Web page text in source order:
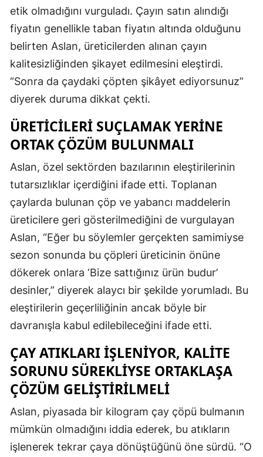
etik olmadığını vurguladı. Çayın satın alındığı
fiyatın genellikle taban fiyatın altında olduğunu
belirten Aslan, üreticilerden alınan çayın
kalitesizliğinden şikayet edilmesini eleştirdi.
“Sonra da çaydaki çöpten şikâyet ediyorsunuz”
diyerek duruma dikkat çekti.
ÜRETICILERI SUÇLAMAK YERINE
ORTAK ÇÖZÜM BULUNMALI
Aslan, özel sektörden bazılarının eleştirilerinin
tutarsızlıklar içerdiğini ifade etti. Toplanan
çaylarda bulunan çöp ve yabancı maddelerin
üreticilere geri gösterilmediğini de vurgulayan
Aslan, “Eğer bu söylemler gerçekten samimiyse
sezon sonunda bu çöpleri üreticinin önüne
dökerek onlara ‘Bize sattığınız ürün budur’
desinler,” diyerek alaycı bir şekilde yorumladı. Bu
eleştirilerin geçerliliğinin ancak böyle bir
davranışla kabul edilebileceğini ifade etti.
ÇAY ATIKLARI İŞLENIYOR, KALITE
SORUNU SÜREKLIYSE ORTAKLAŞA
ÇÖZÜM GELIŞTIRILMELI
Aslan, piyasada bir kilogram çay çöpü bulmanın
mümkün olmadığını iddia ederek, bu atıkların
işlenerek tekrar çaya dönüştüğünü öne sürdü. “O